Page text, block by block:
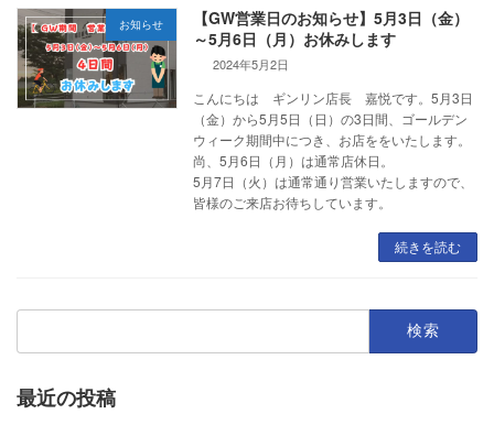
お知らせ
【GW営業日のお知らせ】5月3日（金）
～5月6日（月）お休みします
2024年5月2日
こんにちは ギンリン店長 嘉悦です。5月3日
（金）から5月5日（日）の3日間、ゴールデン
ウィーク期間中につき、お店ををいたします。
尚、5月6日（月）は通常店休日。
5月7日（火）は通常通り営業いたしますので、
皆様のご来店お待ちしています。
続きを読む
検
最近の投稿